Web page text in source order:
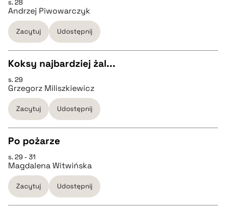
pobierz cytat
CZYSTY TEKST
pobierz cytat
BIBTEX
pobierz cytat
s. 28
Andrzej Piwowarczyk
Zacytuj Udostępnij
CZYSTY TEKST
pobierz cytat
BIBTEX
pobierz cytat
Koksy najbardziej żal...
s. 29
Grzegorz Miliszkiewicz
Zacytuj Udostępnij
CZYSTY TEKST
pobierz cytat
Po pożarze
s. 29 - 31
Magdalena Witwińska
Zacytuj Udostępnij